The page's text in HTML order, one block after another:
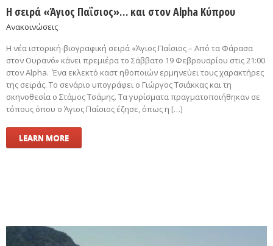
Η σειρά «Άγιος Παΐσιος»… και στον Alpha Κύπρου
Ανακοινώσεις
Η νέα ιστορική-βιογραφική σειρά «Άγιος Παΐσιος – Από τα Φάρασα
στον Ουρανό» κάνει πρεμιέρα τo Σάββατο 19 Φεβρουαρίου στις 21:00
στον Alpha. Ένα εκλεκτό καστ ηθοποιών ερμηνεύει τους χαρακτήρες
της σειράς. Το σενάριο υπογράφει ο Γιώργος Τσιάκκας και τη
σκηνοθεσία ο Στάμος Τσάμης. Τα γυρίσματα πραγματοποιήθηκαν σε
τόπους όπου ο Άγιος Παΐσιος έζησε, όπως η […]
LEARN MORE